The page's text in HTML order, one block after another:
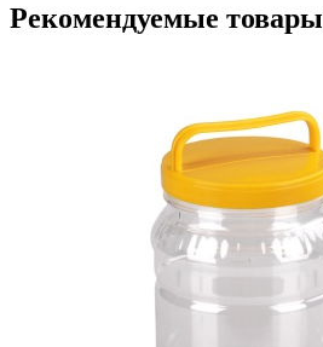
Рекомендуемые товары